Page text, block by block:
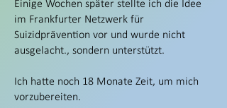
Einige Wochen später stellte ich die Idee
im Frankfurter Netzwerk für
Suizidprävention vor und wurde nicht
ausgelacht., sondern unterstützt.
Ich hatte noch 18 Monate Zeit, um mich
vorzubereiten.